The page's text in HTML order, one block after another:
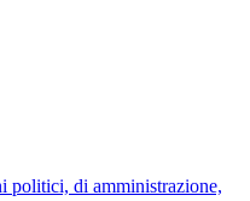
politici, di amministrazione,